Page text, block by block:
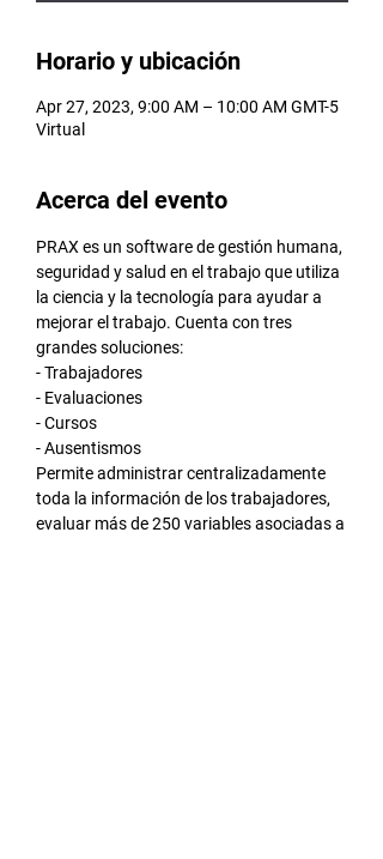
Horario y ubicación
Apr 27, 2023, 9:00 AM – 10:00 AM GMT-5
Virtual
Acerca del evento
PRAX es un software de gestión humana,
seguridad y salud en el trabajo que utiliza
la ciencia y la tecnología para ayudar a
mejorar el trabajo. Cuenta con tres
grandes soluciones:
- Trabajadores
- Evaluaciones
- Cursos
- Ausentismos
Permite administrar centralizadamente
toda la información de los trabajadores,
evaluar más de 250 variables asociadas a